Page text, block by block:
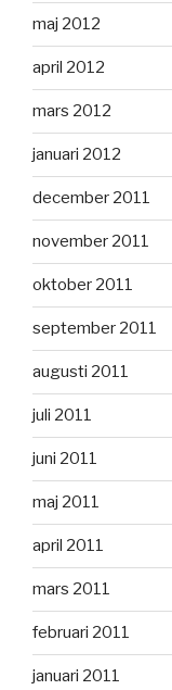
maj 2012
april 2012
mars 2012
januari 2012
december 2011
november 2011
oktober 2011
september 2011
augusti 2011
juli 2011
juni 2011
maj 2011
april 2011
mars 2011
februari 2011
januari 2011